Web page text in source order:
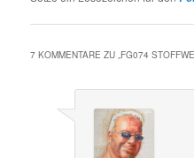
7 KOMMENTARE ZU „FG074